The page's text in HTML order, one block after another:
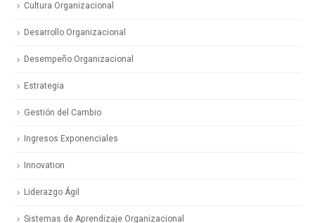
Cultura Organizacional
Desarrollo Organizacional
Desempeño Organizacional
Estrategia
Gestión del Cambio
Ingresos Exponenciales
Innovation
Liderazgo Ágil
Sistemas de Aprendizaje Organizacional